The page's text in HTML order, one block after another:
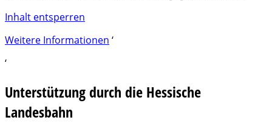
Inhalt entsperren
Weitere Informationen ‘
‘
Unterstützung durch die Hessische
Landesbahn